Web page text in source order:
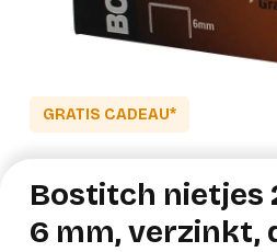
GRATIS CADEAU*
Bostitch nietjes
6 mm, verzinkt,